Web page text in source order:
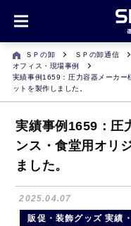
ＳＰの卸 ＳＰの卸通信
オフィス・現場事例
実績事例1659：圧力容器メーカー
ットを製作しました。
実績事例1659：圧
ンス・食堂用オリ
ました。
2025.04.07
販促・装飾グッズ 実績